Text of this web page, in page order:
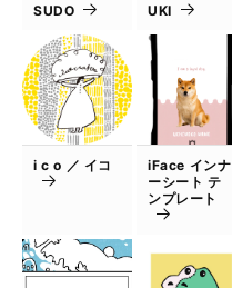
SUDO
UKI
i c o ／ イコ
iFace インナ
ーシート テ
ンプレート